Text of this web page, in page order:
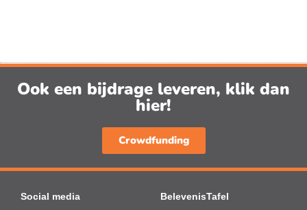
Ook een bijdrage leveren, klik dan
hier!
Crowdfunding
Social media BelevenisTafel